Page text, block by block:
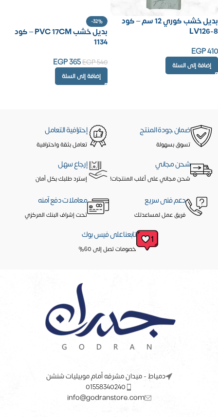
بديل خشب كوري 12 سم – كود
LV126-8
EGP410
إضافة إلى السلة
-32%
بديل خشب PVC 17CM – كود
1134
EGP540
EGP365
إضافة إلى السلة
ضمان جودة المنتج
تسوق بسهولة
إحترافية التعامل
تعامل بثقة واحترافية
شحن مجاني
شحن مجاني على أغلب المنتجات!
إرجاع سهل
إسترد طلبك بكل أمان
دعم فنى سريع
فريق عمل لمساعدتك
معاملات دفع آمنه
تحت إشراف البنك المركزي
تابعنا على فيس بوك
خصومات تصل إلى 60%
دمياط - ميدان مشرفه أمام موبيليات شنشن
01558340240
info@godranstore.com